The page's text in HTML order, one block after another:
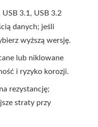
3.1, USB 3.2
danych; jeśli
wyższą wersję.
lub niklowane
i ryzyko korozji.
rezystancję;
straty przy